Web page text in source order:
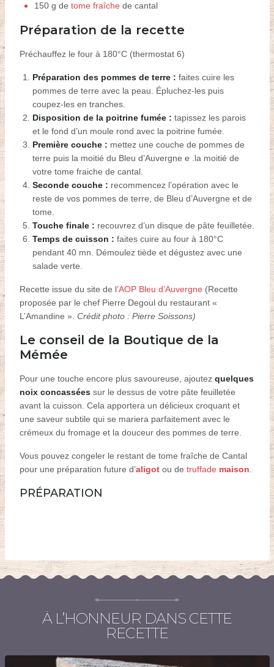
150 g de tome fraîche de cantal
Préparation de la recette
Préchauffez le four à 180°C (thermostat 6)
Préparation des pommes de terre : faites cuire les
pommes de terre avec la peau. Épluchez-les puis
coupez-lesen tranches.
Disposition de la poitrine fumée : tapissez les parois
et le fond d’un moule rond avec la poitrine fumée.
Première couche : mettez une couche de pommes de
terre puis la moitié du Bleu d’Auvergne e .la moitié de
votre tome fraiche de cantal.
Seconde couche: recommencez l’opération avec le
reste de vos pommes de terre, de Bleu d’Auvergne et de
tome.
Touche finale : recouvrez d’un disque de pâte feuilletée.
Temps de cuisson : faites cuire au four à 180°C
pendant 40 mn. Démoulez tiède et dégustez avec une
salade verte.
Recette issue du site de l’AOP Bleu d’Auvergne (Recette
proposée par le chef Pierre Degoul du restaurant «
L’Amandine ». Crédit photo : Pierre Soissons)
Le conseil de la Boutique de la
Mémée
Pour une touche encore plus savoureuse, ajoutez quelques
noix concasséessur le dessus de votre pâte feuilletée
avant la cuisson. Cela apportera un délicieux croquant et
une saveur subtile qui se mariera parfaitement avec le
crémeux du fromage et la douceur des pommes de terre.
Vous pouvez congeler le restant de tome fraîche de Cantal
pour une préparation future d’aligotou de truffade maison.
PRÉPARATION
À L’HONNEUR DANS CETTE
RECETTE